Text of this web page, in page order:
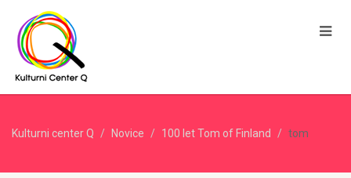
Kulturni center Q Novice 100 let Tom of Finland tom